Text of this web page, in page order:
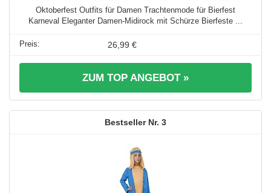
Oktoberfest Outfits für Damen Trachtenmode für Bierfest
Karneval Eleganter Damen-Midirock mit Schürze Bierfeste ...
26,99 €
ZUM TOP ANGEBOT »
3